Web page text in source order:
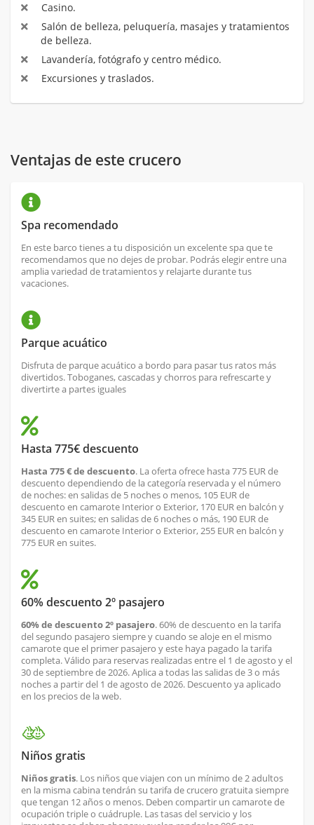
Casino.
Salón de belleza, peluquería, masajes y tratamientos
de belleza.
Lavandería, fotógrafo y centro médico.
Excursiones y traslados.
Ventajas de este crucero
Spa recomendado
En este barco tienes a tu disposición un excelente spa que te
recomendamos que no dejes de probar. Podrás elegir entre una
amplia variedad de tratamientos y relajarte durante tus
vacaciones.
Parque acuático
Disfruta de parque acuático a bordo para pasar tus ratos más
divertidos. Toboganes, cascadas y chorros para refrescarte y
divertirte a partes iguales
Hasta 775€ descuento
Hasta 775 € de descuento. La oferta ofrece hasta 775 EUR de
descuento dependiendo de la categoría reservada y el número
de noches: en salidas de 5 noches o menos, 105 EUR de
descuento en camarote Interior o Exterior, 170 EUR en balcón y
345 EUR en suites; en salidas de 6 noches o más, 190 EUR de
descuento en camarote Interior o Exterior, 255 EUR en balcón y
775 EUR en suites.
60% descuento 2º pasajero
60% de descuento 2º pasajero. 60% de descuento en la tarifa
del segundo pasajero siempre y cuando se aloje en el mismo
camarote que el primer pasajero y este haya pagado la tarifa
completa. Válido para reservas realizadas entre el 1 de agosto y el
30 de septiembre de 2026. Aplica a todas las salidas de 3 o más
noches a partir del 1 de agosto de 2026. Descuento ya aplicado
en los precios de la web.
Niños gratis
Niños gratis. Los niños que viajen con un mínimo de 2 adultos
en la misma cabina tendrán su tarifa de crucero gratuita siempre
que tengan 12 años o menos. Deben compartir un camarote de
ocupación triple o cuádruple. Las tasas del servicio y los